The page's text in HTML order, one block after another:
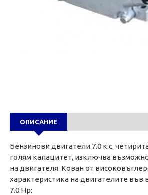
ОПИСАНИЕ
Бензинови двигатели 7.0 к.с.
голям капацитет, изключва
на двигателя. Кован от
характеристика на двигателите
7.0 Hp: